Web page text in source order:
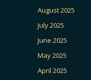
August 2025
July 2025
June 2025
May 2025
April 2025